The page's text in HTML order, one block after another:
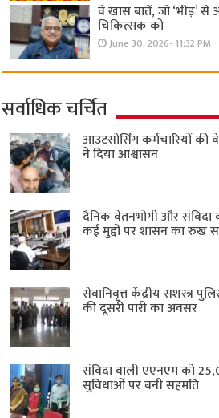
वे खास बातें, जो ‘भीड़’ से
चिकित्सक को
June 30, 2026- 11:32 PM
सर्वाधिक चर्चित
आउटसोर्सिंग कर्मचारियों की
ने दिया आश्वासन
दैनिक वेतनभोगी और संविदा
कई मुद्दों पर शासन का रुख
सेवानिवृत्त केंद्रीय सशस्त्र
की दूसरी पारी का अवसर
संविदा वाली एएनएम को
सुविधाओं पर बनी सहमति